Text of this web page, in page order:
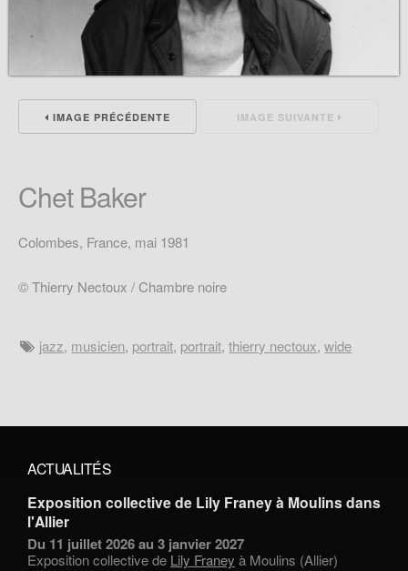
IMAGE PRÉCÉDENTE IMAGE SUIVANTE
Chet Baker
Colombes, France, mai 1981
© Thierry Nectoux / Chambre noire
jazz, musicien, portrait, portrait,thierry nectoux,wide
ACTUALITÉS
Exposition collective de Lily Franey à Moulins dans
l'Allier
Du 11 juillet 2026 au 3 janvier 2027
Exposition collective de Lily Franey à Moulins (Allier)